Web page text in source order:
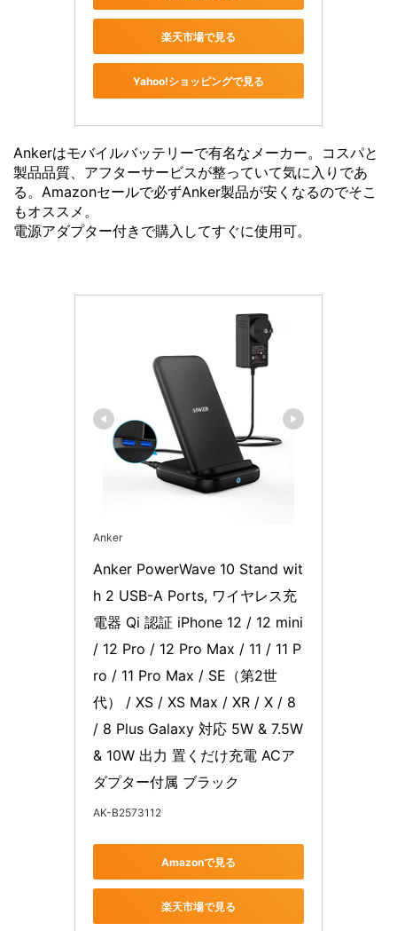
楽天市場で見る
Yahoo!ショッピングで見る
Ankerはモバイルバッテリーで有名なメーカー。コスパと
製品品質、アフターサービスが整っていて気に入りであ
る。Amazonセールで必ずAnker製品が安くなるのでそこ
もオススメ。
電源アダプター付きで購入してすぐに使用可。
Anker
Anker PowerWave 10 Stand wit
h 2 USB-A Ports, ワイヤレス充
電器 Qi 認証 iPhone 12 / 12 mini
/ 12 Pro / 12 Pro Max / 11 / 11 P
ro / 11 Pro Max / SE（第2世
代） / XS / XS Max / XR / X / 8
/ 8 Plus Galaxy 対応 5W & 7.5W
& 10W 出力 置くだけ充電 ACア
ダプター付属 ブラック
AK-B2573112
Amazonで見る
楽天市場で見る